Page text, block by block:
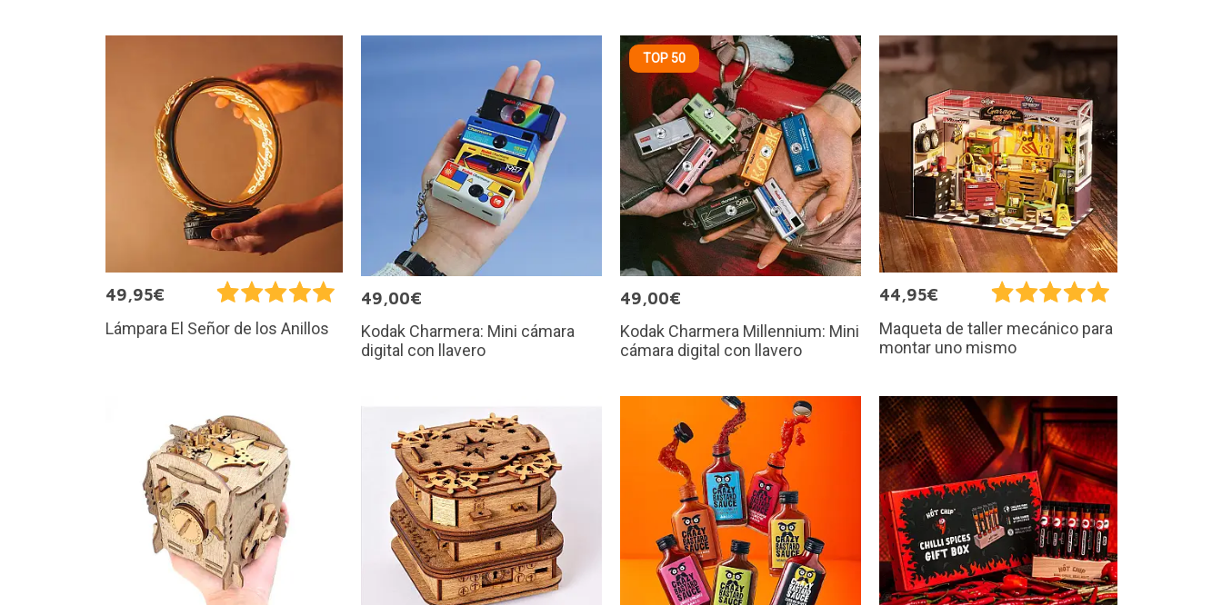
49,95€
Lámpara El Señor de los Anillos
49,00€
Kodak Charmera: Mini cámara
digital con llavero
TOP 50
49,00€
Kodak Charmera Millennium: Mini
cámara digital con llavero
44,95€
Maqueta de taller mecánico para
montar uno mismo